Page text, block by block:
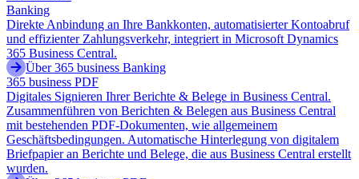
Banking
Direkte Anbindung an Ihre Bankkonten, automatisierter Kontoabruf
und effizienter Zahlungsverkehr, integriert in Microsoft Dynamics
365 Business Central.
Über 365 business Banking
365 business PDF
Digitales Signieren Ihrer Berichte & Belege in Business Central.
Zusammenführen von Berichten & Belegen aus Business Central
mit bestehenden PDF-Dokumenten, wie allgemeinem
Geschäftsbedingungen. Automatische Hinterlegung von digitalem
Briefpapier an Berichte und Belege, die aus Business Central erstellt
wurden.